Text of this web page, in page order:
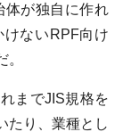
体が独自に作れ
けないRPF向け
までJIS規格を
たり、業種とし